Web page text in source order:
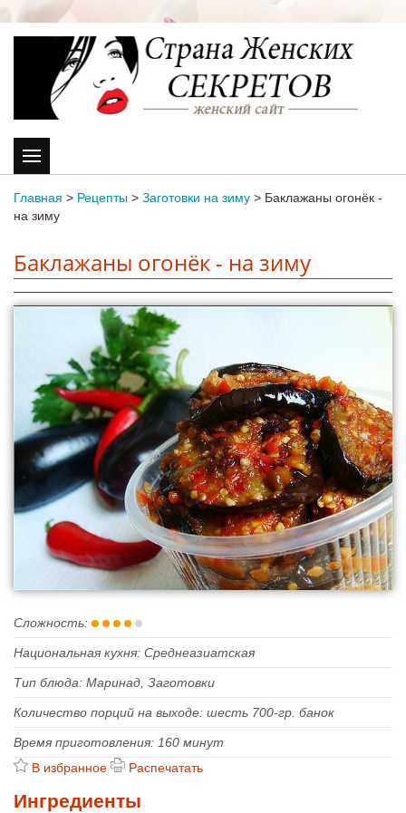
Главная > Рецепты > Заготовки на зиму > Баклажаны огонёк -
на зиму
Баклажаны огонёк - на зиму
Сложность:
Национальная кухня: Среднеазиатская
Тип блюда: Маринад, Заготовки
Количество порций на выходе: шесть 700-гр. банок
Время приготовления: 160 минут
В избранное
Распечатать
Ингредиенты